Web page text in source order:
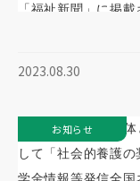
2023.08.30
お知らせ